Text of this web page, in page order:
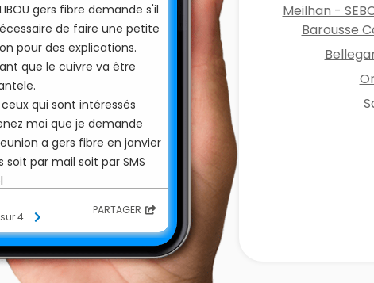
gers fibre demande s'il
de faire une petite
pour des explications.
que le cuivre va être
qui sont intéressés
moi que je demande
a gers fibre en janvier
soit par mail soit par SMS
sur 4 PARTAGER
Meilhan -
Barousse